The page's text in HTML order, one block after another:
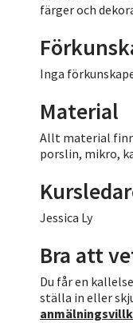
färger och
Inga
Material
Allt material
porslin, mikro,
Jessica Ly
Bra att
Du får en
ställa in eller